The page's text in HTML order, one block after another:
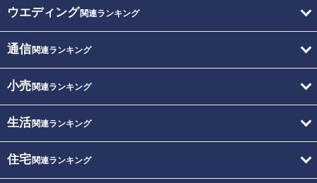
ウエディング関連ランキング
通信関連ランキング
小売関連ランキング
生活関連ランキング
住宅関連ランキング